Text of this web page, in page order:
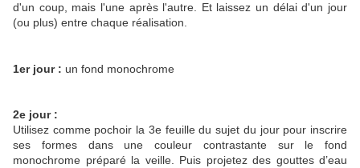
d'un coup, mais l'une après l'autre. Et laissez un délai d'un jour
(ou plus) entre chaque réalisation.
1er jour : un fond monochrome
2e jour :
Utilisez comme pochoir la 3e feuille du sujet du jour pour inscrire
ses formes dans une couleur contrastante sur le fond
monochrome préparé la veille. Puis projetez des gouttes d’eau